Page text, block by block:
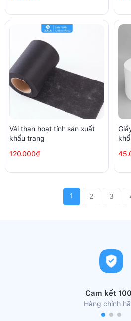
Vải than hoạt tính sản xuất
khẩu trang
120.000₫
1 2 3
Cam kết
Hàng chính